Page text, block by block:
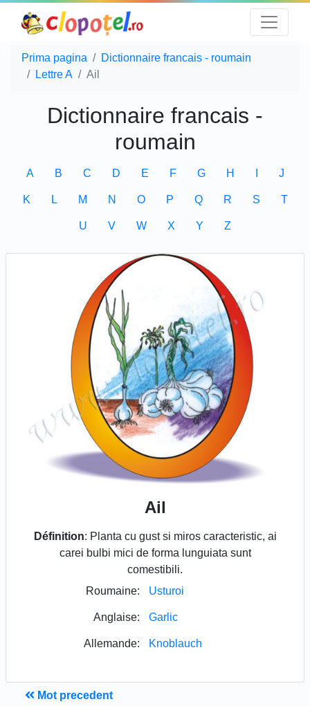
Prima pagina
Dictionnaire francais - roumain
Lettre A
Ail
Dictionnaire francais -
roumain
A B C D E F G H J
K L M N O P Q R S T
U V W X Y Z
Ail
Définition: Planta cu gust si miros caracteristic, ai
carei bulbi mici de forma lunguiata sunt
comestibili.
Roumaine:
Usturoi
Anglaise: Garlic
Allemande: Knoblauch
Mot precedent